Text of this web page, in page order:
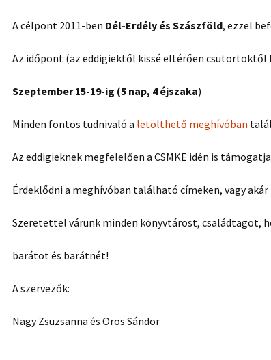
A célpont 2011-ben Dél-Erdély és Szászföld, ezzel
Az időpont (az eddigiektől kissé eltérően csütörtöktől
Szeptember 15-19-ig (5 nap, 4 éjszaka)
Minden fontos tudnivaló a letölthető meghívóban
Az eddigieknek megfelelően a CSMKE idén is
Érdeklődni a meghívóban található címeken, vagy
Szeretettel várunk minden könyvtárost, családtagot,
barátot és barátnét!
A szervezők:
Nagy Zsuzsanna és Oros Sándor